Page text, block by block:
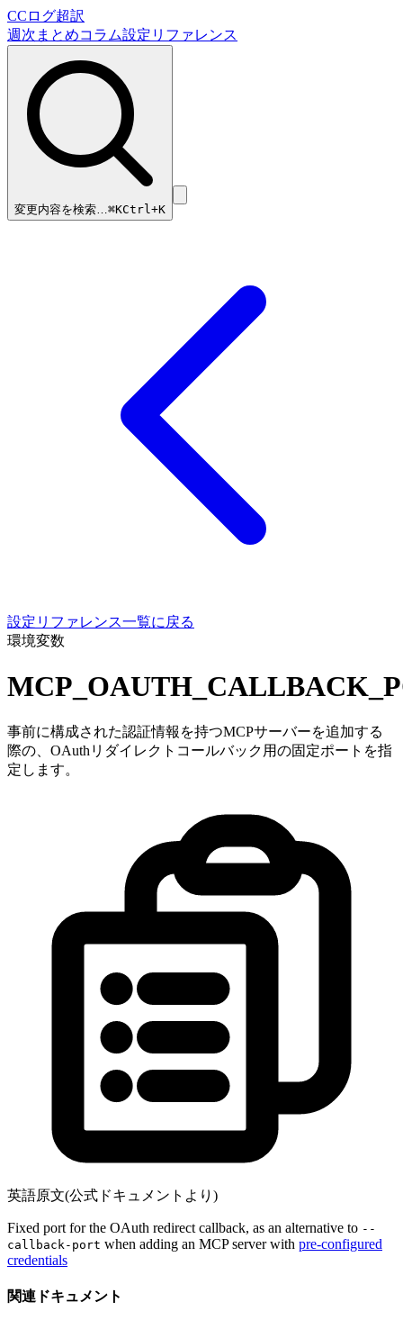
CCログ超訳
週次まとめコラム設定リファレンス
変更内容を検索…⌘KCtrl+K
設定リファレンス一覧に戻る
環境変数
事前に構成された認証情報を持つMCPサーバーを追加する
際の、OAuthリダイレクトコールバック用の固定ポートを指
定します。
英語原文(公式ドキュメントより)
Fixed port for the OAuth redirect callback, as an alternative to --
callback-port when adding an MCP server with pre-configured
credentials
関連ドキュメント